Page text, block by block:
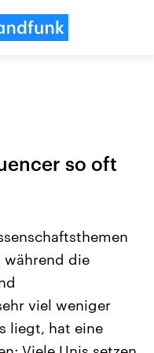
USA
Aktuelle Beiträge,
Hintergründe
Wirtschaftlich und
gehören die Vereinigten
den mächtigsten Ländern
mit großem Einfluss auf
so oft
während die
viel weniger
liegt, hat eine